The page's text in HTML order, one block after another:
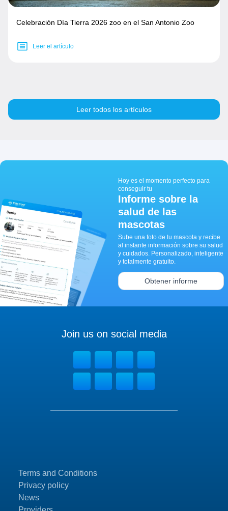
Celebración Día Tierra 2026 zoo en el San Antonio Zoo
Leer el artículo
Leer todos los artículos
Hoy es el momento perfecto para
conseguir tu
Informe sobre la
salud de las
mascotas
Sube una foto de tu mascota y recibe
al instante información sobre su salud
y cuidados. Personalizado, inteligente
y totalmente gratuito.
Obtener informe
Terms and Conditions
Privacy policy
News
Join us on social media